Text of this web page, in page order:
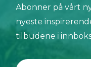
Abonner på vårt
nyeste
tilbudene i